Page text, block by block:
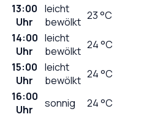
13:00
Uhr
leicht
bewölkt 23°C
14:00
Uhr
leicht
bewölkt 24°C
15:00
Uhr
leicht
bewölkt 24°C
16:00
Uhr
sonnig 24°C